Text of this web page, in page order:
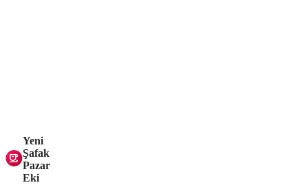
Yeni
Şafak
Pazar
Eki